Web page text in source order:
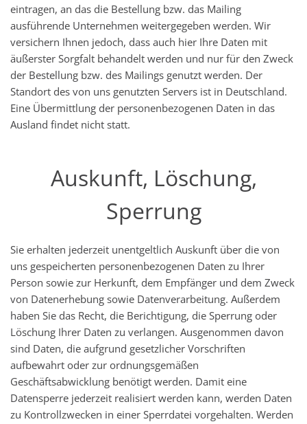
eintragen, an das die Bestellung bzw. das Mailing
ausführende Unternehmen weitergegeben werden. Wir
versichern Ihnen jedoch, dass auch hier Ihre Daten mit
äußerster Sorgfalt behandelt werden und nur für den Zweck
der Bestellung bzw. des Mailings genutzt werden. Der
Standort des von uns genutzten Servers ist in Deutschland.
Eine Übermittlung der personenbezogenen Daten in das
Ausland findet nicht statt.
Auskunft, Löschung,
Sperrung
Sie erhalten jederzeit unentgeltlich Auskunft über die von
uns gespeicherten personenbezogenen Daten zu Ihrer
Person sowie zur Herkunft, dem Empfänger und dem Zweck
von Datenerhebung sowie Datenverarbeitung. Außerdem
haben Sie das Recht, die Berichtigung, die Sperrung oder
Löschung Ihrer Daten zu verlangen. Ausgenommen davon
sind Daten, die aufgrund gesetzlicher Vorschriften
aufbewahrt oder zur ordnungsgemäßen
Geschäftsabwicklung benötigt werden. Damit eine
Datensperre jederzeit realisiert werden kann, werden Daten
zu Kontrollzwecken in einer Sperrdatei vorgehalten. Werden